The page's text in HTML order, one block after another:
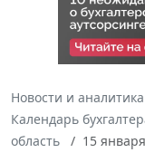
Новости и аналитика
Календарь
область
15